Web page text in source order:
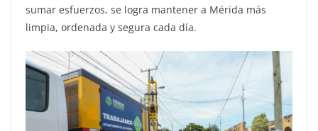
sumar esfuerzos, se logra mantener a Mérida más
limpia, ordenada y segura cada día.